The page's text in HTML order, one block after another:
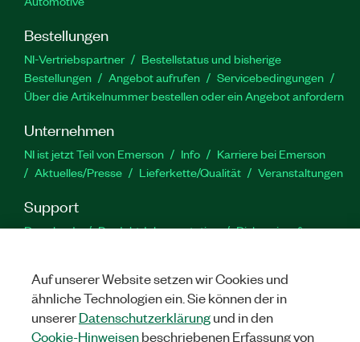
Bestellungen
NI-Vertriebspartner
Bestellstatus und bisherige
Bestellungen
Angebot aufrufen
Servicebedingungen
Über die Artikelnummer bestellen oder ein Angebot anfordern
Unternehmen
NI ist jetzt Teil von Emerson Info
Karriere bei Emerson
Aktuelles/Presse
Lieferkette/Qualität Veranstaltungen
Support
Downloads Produktdokumentation
Diskussionsforen
YouTube
Twitter
Auf unserer Website setzen wir Cookies und
ähnliche Technologien ein. Sie können der in
unsererDatenschutzerklärungund in den
Cookie-Hinweisenbeschriebenen Erfassung von